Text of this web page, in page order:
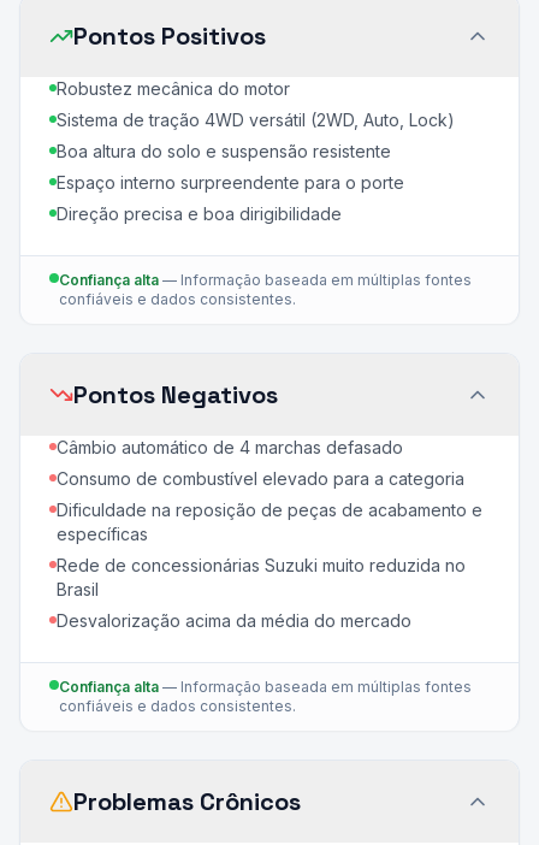
Pontos Positivos
Robustez mecânica do motor
Sistema de tração 4WD versátil (2WD, Auto, Lock)
Boa altura do solo e suspensão resistente
Espaço interno surpreendente para o porte
Direção precisa e boa dirigibilidade
Confiança alta — Informação baseada em múltiplas fontes
confiáveis e dados consistentes.
Pontos Negativos
Câmbio automático de 4 marchas defasado
Consumo de combustível elevado para a categoria
Dificuldade na reposição de peças de acabamento e
específicas
Rede de concessionárias Suzuki muito reduzida no
Brasil
Desvalorização acima da média do mercado
Confiança alta — Informação baseada em múltiplas fontes
confiáveis e dados consistentes.
Problemas Crônicos